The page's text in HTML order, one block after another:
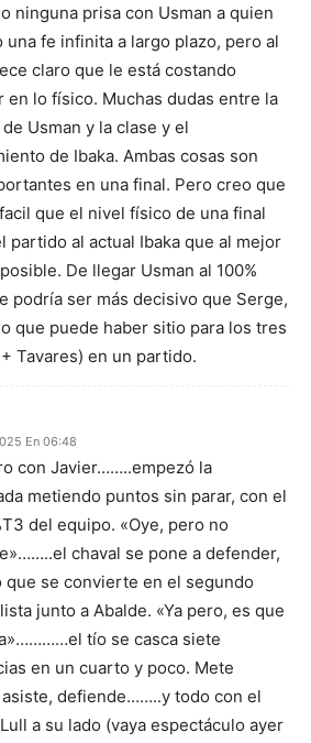
ninguna prisa con Usman a quien
una fe infinita a largo plazo, pero al
claro que le está costando
en lo físico. Muchas dudas entre la
Usman y la clase y el
de Ibaka. Ambas cosas son
en una final. Pero creo que
que el nivel físico de una final
partido al actual Ibaka que al mejor
De llegar Usman al 100%
podría ser más decisivo que Serge,
que puede haber sitio para los tres
Tavares) en un partido.
En 06:48
con Javier……..empezó la
metiendo puntos sin parar, con el
del equipo. «Oye, pero no
chaval se pone a defender,
que se convierte en el segundo
junto a Abalde. «Ya pero, es que
tío se casca siete
en un cuarto y poco. Mete
defiende……..y todo con el
a su lado (vaya espectáculo ayer